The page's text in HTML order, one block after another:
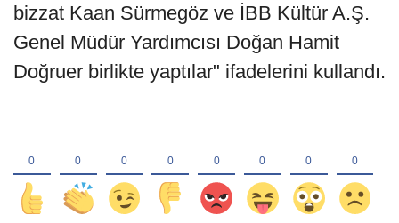
bizzat Kaan Sürmegöz ve İBB Kültür A.Ş.
Genel Müdür Yardımcısı Doğan Hamit
Doğruer birlikte yaptılar" ifadelerini kullandı.